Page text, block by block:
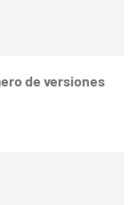
de versiones